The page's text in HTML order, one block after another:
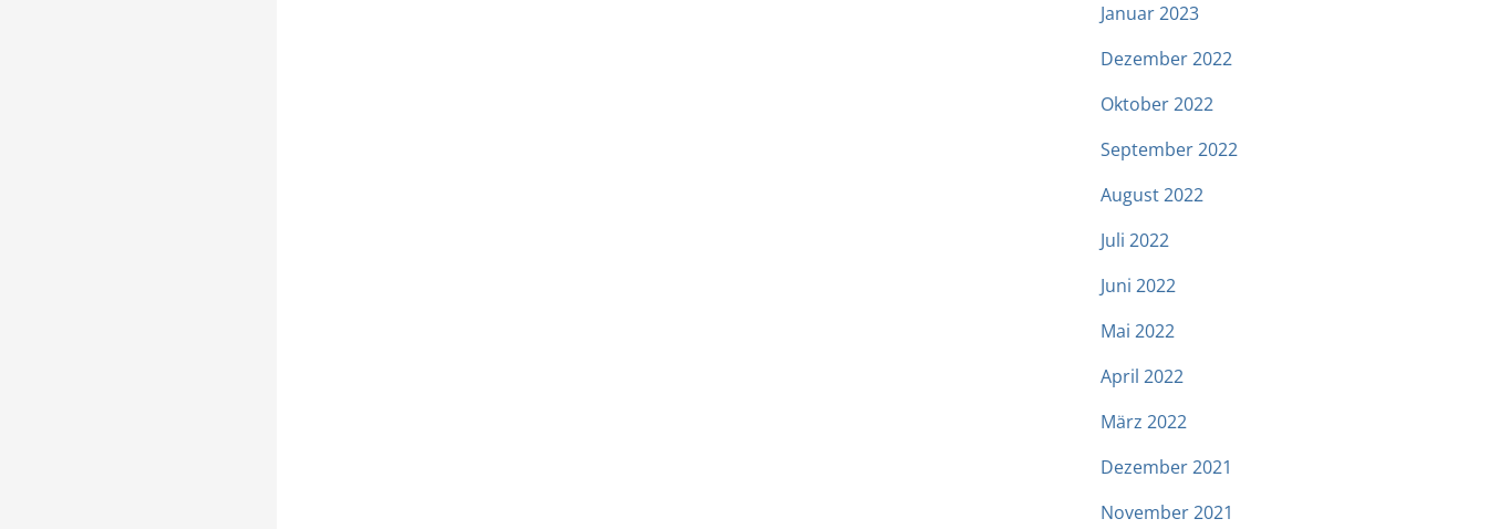
Januar 2023
Dezember 2022
Oktober 2022
September 2022
August 2022
Juli 2022
Juni 2022
Mai 2022
April 2022
März 2022
Dezember 2021
November 2021